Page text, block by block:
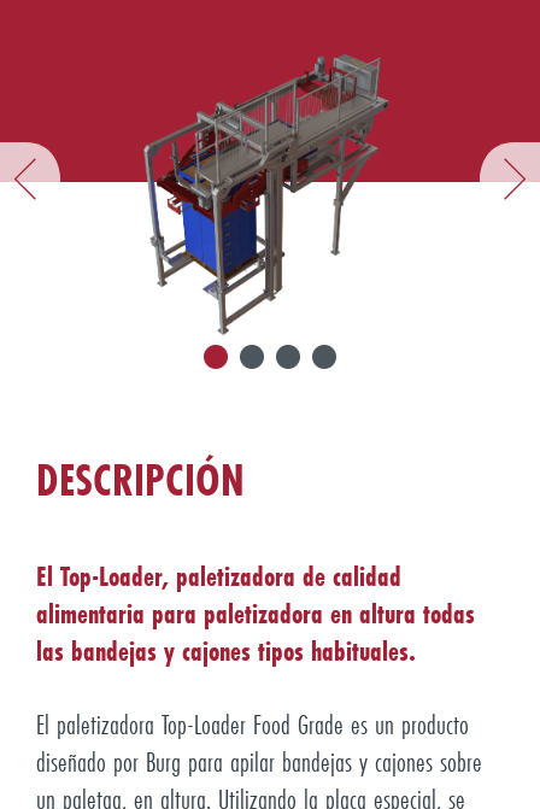
DESCRIPCIÓN
El Top-Loader, paletizadora de calidad
alimentaria para paletizadora en altura todas
las bandejas y cajones tipos habituales.
El paletizadora Top-Loader Food Grade es un producto
diseñado por Burg para apilar bandejas y cajones sobre
un paletaa, en altura. Utilizando la placa especial, se